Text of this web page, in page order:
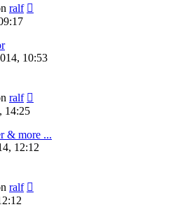
ralf
10:53
ralf
14:25
& more ...
12:12
ralf